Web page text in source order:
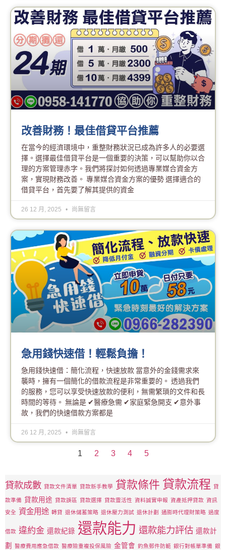
改善財務！最佳借貸平台推薦
在當今的經濟環境中，重整財務狀況已成為許多人的必要選
擇。選擇最佳借貸平台是一個重要的決策，可以幫助你以合
理的方案管理赤字。我們將探討如何透過專業媒合資金方
案，實現財務改善。 專業媒合資金方案的優勢 選擇適合的
借貸平台，首先要了解其提供的資金
26 12 月, 2025 尚無留言
急用錢快速借！輕鬆負擔！
急用錢快速借：簡化流程，快速放款 當意外的金錢需求來
襲時，擁有一個簡化的借款流程是非常重要的。 透過我們
的服務，您可以享受快速放款的便利，無需繁瑣的文件和長
時間的等待。 無論是 ✔醫療急需 ✔家庭緊急開支 ✔意外事
故，我們的快速借款方案都是
26 12 月, 2025 尚無留言
1 2 3 4 5
貸款成數 貸款文件清單 貸款新手教學 貸款條件 貸款流程 貸
款準備 貸款用途 貸款誤區 貸款選擇 貸款靈活性 資料誠實申報 資產抵押貸款 資訊
安全 資金用途 轉貸 退休儲蓄策略 退休壓力測試 退休計劃 通膨時代理財策略 過度
借款 違約金 還款紀錄 還款能力 還款能力評估 還款計
劃 醫療費用應急借款 醫療險重複投保風險 金管會 釣魚郵件防範 銀行對帳單準備 銀